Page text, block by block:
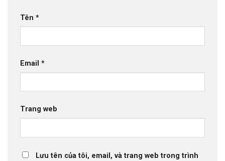
Tên *
Email *
Trang web
Lưu tên của tôi, email, và trang web trong trình